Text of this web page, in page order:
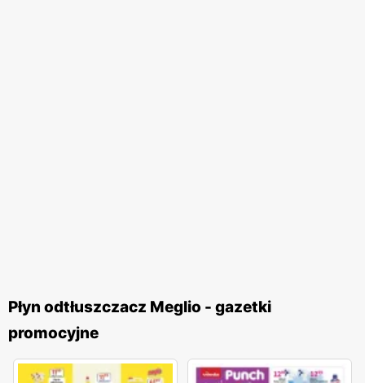
Płyn odtłuszczacz Meglio - gazetki
promocyjne